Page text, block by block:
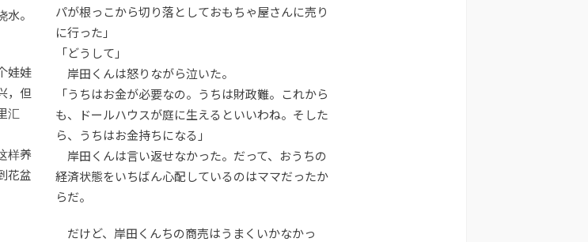
。
娃娃
，但
汇
样养
花盆
パが根っこから切り落としておもちゃ屋さんに売り
に行った」
「どうして」
岸田くんは怒りながら泣いた。
「うちはお金が必要なの。うちは財政難。これから
も、ドールハウスが庭に生えるといいわね。そした
ら、うちはお金持ちになる」
岸田くんは言い返せなかった。だって、おうちの
経済状態をいちばん心配しているのはママだったか
らだ。
だけど、岸田くんちの商売はうまくいかなかっ